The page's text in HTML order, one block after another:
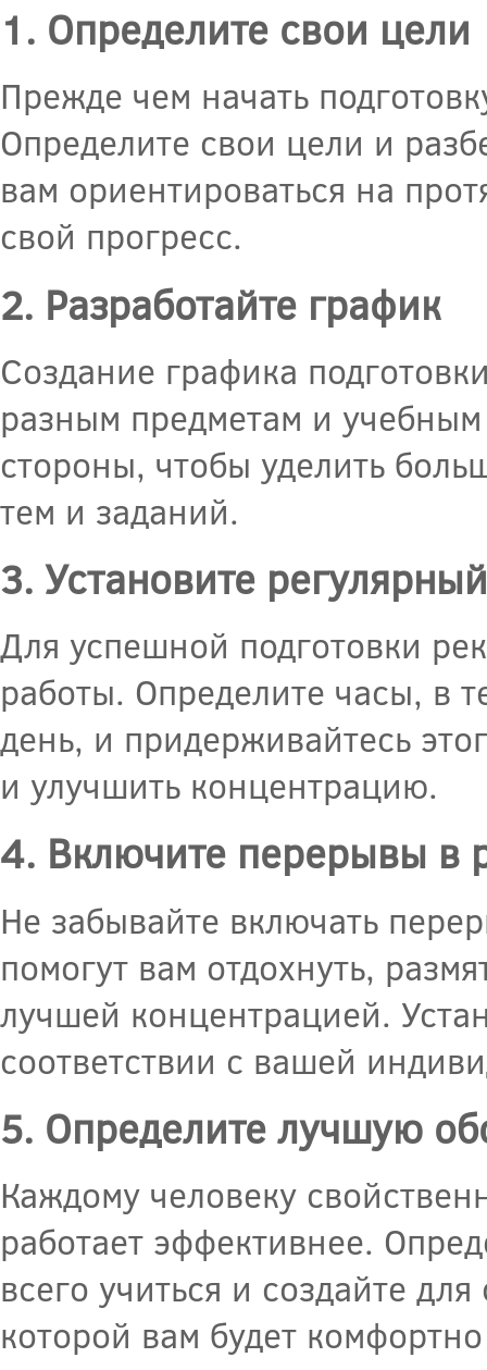
1. Определите свои цели
Прежде чем начать
Определите свои цели и
вам ориентироваться на
свой прогресс.
2. Разработайте график
Создание графика
разным предметам и
стороны, чтобы уделить
тем и заданий.
3. Установите
Для успешной подготовки
работы. Определите часы, в
день, и придерживайтесь
и улучшить концентрацию.
4. Включите перерывы в
Не забывайте включать
помогут вам отдохнуть,
лучшей концентрацией.
соответствии с вашей
5. Определите лучшую
Каждому человеку
работает эффективнее.
всего учиться и создайте
которой вам будет